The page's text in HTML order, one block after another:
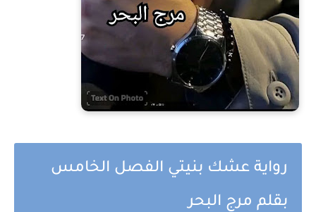
رواية عشك بنيتي الفصل الخامس
بقلم مرج البحر